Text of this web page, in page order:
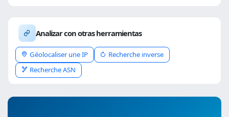
Analizar con otras herramientas
Géolocaliser une IP
Recherche inverse
Recherche ASN